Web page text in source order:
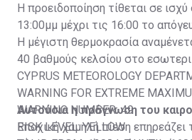
Η προειδοποίηση τίθεται σε
13:00μμ μέχρι τις 16:00 το
Η μέγιστη θερμοκρασία
40 βαθμούς κελσίου στο
CYPRUS METEOROLOGY
WARNING FOR EXTREME
WARNING NUMBER: 49
RISK LEVEL: YELLOW
Αυτούσια η πρόγνωση του
Εποχική χαμηλή πίεση επηρεάζει